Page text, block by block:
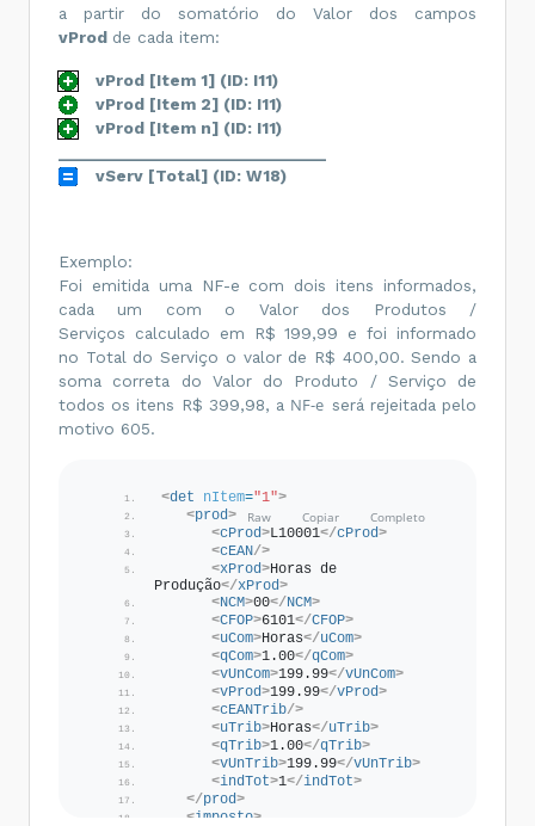
a partir do somatório do Valor dos campos
vProd de cada item:
vProd [Item 1] (ID: I11)
vProd [Item 2] (ID: I11)
vProd [Item n] (ID: I11)
vServ [Total] (ID: W18)
Exemplo:
Foi emitida uma NF-e com dois itens informados,
cada um com o Valor dos Produtos /
Serviços calculado em R$ 199,99 e foi informado
no Total do Serviço o valor de R$ 400,00. Sendo a
soma correta do Valor do Produto / Serviço de
todos os itens R$ 399,98, a NF-e será rejeitada pelo
motivo 605.
<det nItem="1">
<prod>
<cProd>L10001</cProd>
<cEAN/>
<xProd>Horas de
Produção</xProd>
<NCM>00</NCM>
<CFOP>6101</CFOP>
<uCom>Horas</uCom>
<qCom>1.00</qCom>
<vUnCom>199.99</vUnCom>
<vProd>199.99</vProd>
<cEANTrib/>
<uTrib>Horas</uTrib>
<qTrib>1.00</qTrib>
<vUnTrib>199.99</vUnTrib>
<indTot>1</indTot>
</prod>
<imposto>